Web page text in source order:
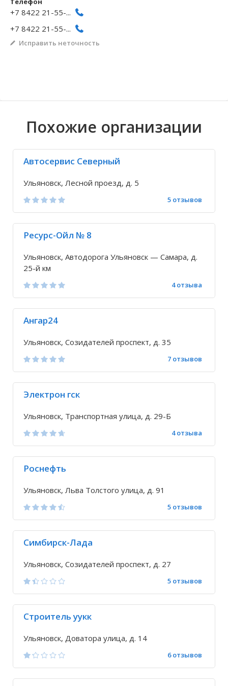
Волгоградская область
Кировоградская область
Восточно-Казахстанская область
Архангельское
+7 8422 21-55-...
+7 8422 21-55-...
Исправить неточность
Похожие организации
Автосервис Северный
Ульяновск, Лесной проезд, д. 5
5 отзывов
Ресурс-Ойл № 8
Ульяновск, Автодорога Ульяновск — Самара, д.
25-й км
4 отзыва
Ангар24
Ульяновск, Созидателей проспект, д. 35
7 отзывов
Электрон гск
Ульяновск, Транспортная улица, д. 29-Б
4 отзыва
Роснефть
Ульяновск, Льва Толстого улица, д. 91
5 отзывов
Симбирск-Лада
Ульяновск, Созидателей проспект, д. 27
5 отзывов
Строитель уукк
Ульяновск, Доватора улица, д. 14
6 отзывов